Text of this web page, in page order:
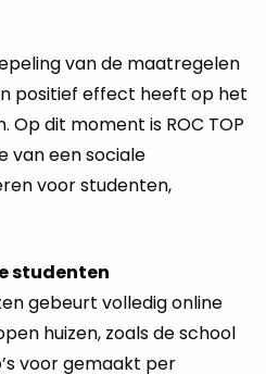
van de maatregelen
positief effect heeft op het
Op dit moment is ROC TOP
van een sociale
voor studenten,
studenten
gebeurt volledig online
huizen, zoals de school
voor gemaakt per